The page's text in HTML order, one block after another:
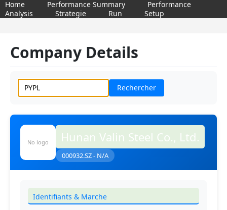
Home Performance Summary
Performance
Analysis
Strategie Run Setup
Company Details
Rechercher
No logo Hunan Valin Steel Co., Ltd.
000932.SZ - N/A
Identifiants & Marche